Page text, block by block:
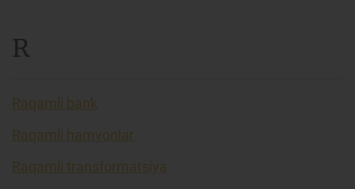
R
Raqamli bank
Raqamli hamyonlar
Raqamli transformatsiya